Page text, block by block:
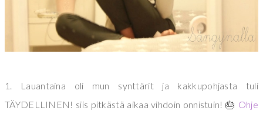
1. Lauantaina oli mun synttärit ja kakkupohjasta tuli
TÄYDELLINEN! siis pitkästä aikaa vihdoin onnistuin! 🎂 Ohje